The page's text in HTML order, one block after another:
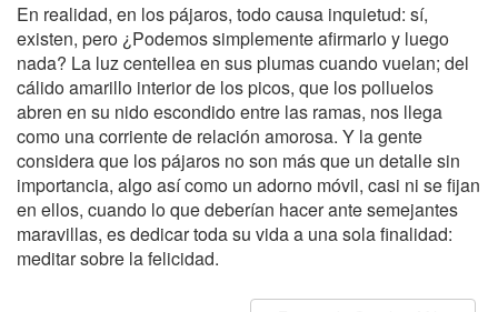
En realidad, en los pájaros, todo causa inquietud: sí,
existen, pero ¿Podemos simplemente afirmarlo y luego
nada? La luz centellea en sus plumas cuando vuelan; del
cálido amarillo interior de los picos, que los polluelos
abren en su nido escondido entre las ramas, nos llega
como una corriente de relación amorosa. Y la gente
considera que los pájaros no son más que un detalle sin
importancia, algo así como un adorno móvil, casi ni se fijan
en ellos, cuando lo que deberían hacer ante semejantes
maravillas, es dedicar toda su vida a una sola finalidad:
meditar sobre la felicidad.